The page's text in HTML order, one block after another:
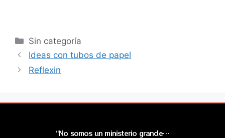
Sin categoría
Ideas con tubos de papel
Reflexin
“No somos un ministerio grande…